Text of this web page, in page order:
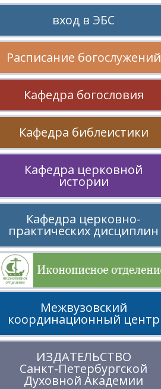
вход в ЭБС
Расписание богослужений
Кафедра богословия
Кафедра библеистики
Кафедра церковной
истории
Кафедра церковно-
практических дисциплин
Межвузовский
координационный центр
ИЗДАТЕЛЬСТВО
Санкт-Петербургской
Духовной Академии